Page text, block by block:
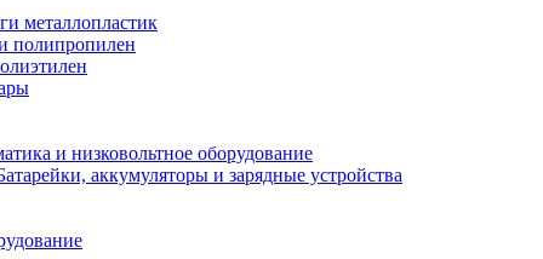
металлопластик
полипропилен
и низковольтное оборудование
аккумуляторы и зарядные устройства